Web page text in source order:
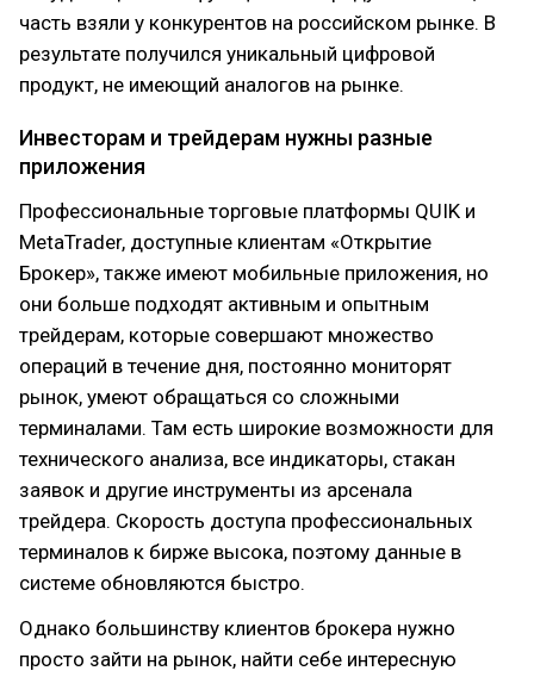
часть взяли у конкурентов на российском рынке. В
результате получился уникальный цифровой
продукт, не имеющий аналогов на рынке.
Инвесторам и трейдерам нужны разные
приложения
Профессиональные торговые платформы QUIK и
MetaTrader, доступные клиентам «Открытие
Брокер», также имеют мобильные приложения, но
они больше подходят активным и опытным
трейдерам, которые совершают множество
операций в течение дня, постоянно мониторят
рынок, умеют обращаться со сложными
терминалами. Там есть широкие возможности для
технического анализа, все индикаторы, стакан
заявок и другие инструменты из арсенала
трейдера. Скорость доступа профессиональных
терминалов к бирже высока, поэтому данные в
системе обновляются быстро.
Однако большинству клиентов брокера нужно
просто зайти на рынок, найти себе интересную